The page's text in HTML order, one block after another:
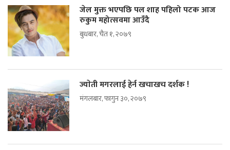
जेल मुक्त भएपछि पल शाह पहिलो पटक आज
रुकुम महोत्सवमा आउँदै
बुधबार, चैत १, २०७९
ज्याेती मगरलाई हेर्न खचाखच दर्शक !
मंगलबार, फागुन ३०, २०७९